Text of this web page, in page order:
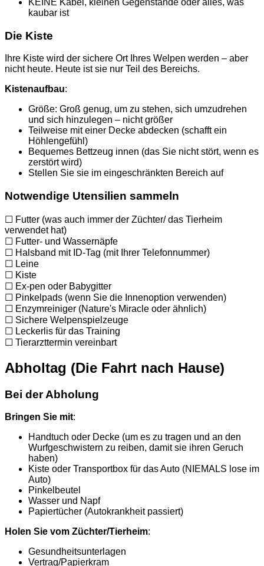
KEINE Kabel, kleinen Gegenstände oder alles, was
kaubar ist
Die Kiste
Ihre Kiste wird der sichere Ort Ihres Welpen werden – aber
nicht heute. Heute ist sie nur Teil des Bereichs.
Kistenaufbau:
Größe: Groß genug, um zu stehen, sich umzudrehen
und sich hinzulegen – nicht größer
Teilweise mit einer Decke abdecken (schafft ein
Höhlengefühl)
Bequemes Bettzeug innen (das Sie nicht stört, wenn es
zerstört wird)
Stellen Sie sie im eingeschränkten Bereich auf
Notwendige Utensilien sammeln
☐ Futter (was auch immer der Züchter/ das Tierheim
verwendet hat)
☐ Futter- und Wassernäpfe
☐ Halsband mit ID-Tag (mit Ihrer Telefonnummer)
☐ Leine
☐ Kiste
☐ Ex-pen oder Babygitter
☐ Pinkelpads (wenn Sie die Innenoption verwenden)
☐ Enzymreiniger (Nature's Miracle oder ähnlich)
☐ Sichere Welpenspielzeuge
☐ Leckerlis für das Training
☐ Tierarzttermin vereinbart
Abholtag (Die Fahrt nach Hause)
Bei der Abholung
Bringen Sie mit:
Handtuch oder Decke (um es zu tragen und an den
Wurfgeschwistern zu reiben, damit sie ihren Geruch
haben)
Kiste oder Transportbox für das Auto (NIEMALS lose im
Auto)
Pinkelbeutel
Wasser und Napf
Papiertücher (Autokrankheit passiert)
Holen Sie vom Züchter/Tierheim:
Gesundheitsunterlagen
Vertrag/Papierkram